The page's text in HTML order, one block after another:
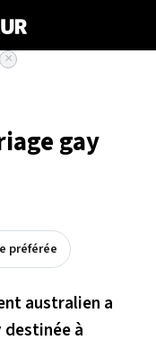
gay
préférée
australien a
à
×